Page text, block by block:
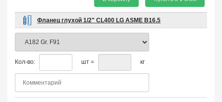
Фланец глухой 1/2" CL400 LG ASME B16.5
Кол-во: шт = кг